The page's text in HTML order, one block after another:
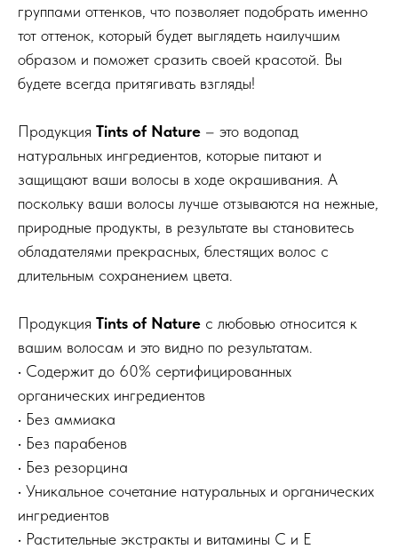
группами оттенков, что позволяет подобрать именно
тот оттенок, который будет выглядеть наилучшим
образом и поможет сразить своей красотой. Вы
будете всегда притягивать взгляды!
Продукция Tints of Nature – это водопад
натуральных ингредиентов, которые питают и
защищают ваши волосы в ходе окрашивания. А
поскольку ваши волосы лучше отзываются на нежные,
природные продукты, в результате вы становитесь
обладателями прекрасных, блестящих волос с
длительным сохранением цвета.
Продукция Tints of Nature с любовью относится к
вашим волосам и это видно по результатам.
• Содержит до 60% сертифицированных
органических ингредиентов
• Без аммиака
• Без парабенов
• Без резорцина
• Уникальное сочетание натуральных и органических
ингредиентов
• Растительные экстракты и витамины C и Е
Каталог
Популярное
Бренды
Реквизиты